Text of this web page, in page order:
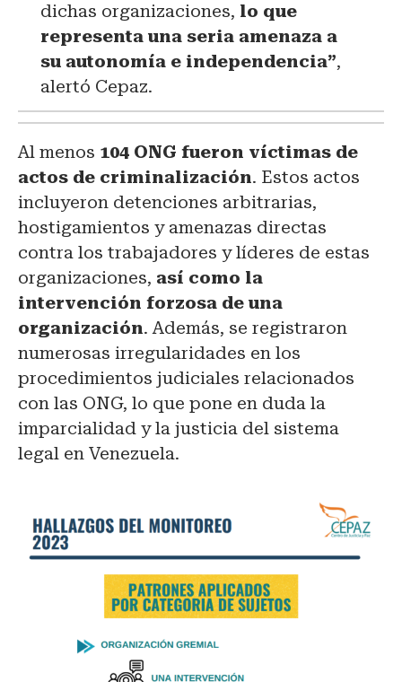
dichas organizaciones, lo que
representa una seria amenaza a
su autonomía e independencia”,
alertó Cepaz.
Al menos 104 ONG fueron víctimas de
actos de criminalización. Estos actos
incluyeron detenciones arbitrarias,
hostigamientos y amenazas directas
contra los trabajadores y líderes de estas
organizaciones, así como la
intervención forzosa de una
organización. Además, se registraron
numerosas irregularidades en los
procedimientos judiciales relacionados
con las ONG, lo que pone en duda la
imparcialidad y la justicia del sistema
legal en Venezuela.